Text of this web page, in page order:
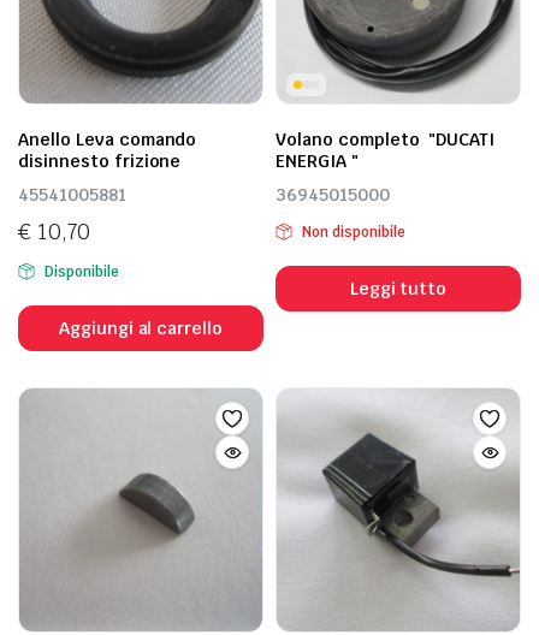
Anello Leva comando
disinnesto frizione
45541005881
€ 10,70
Disponibile
Aggiungi al carrello
Volano completo "DUCATI
ENERGIA "
36945015000
Non disponibile
Leggi tutto